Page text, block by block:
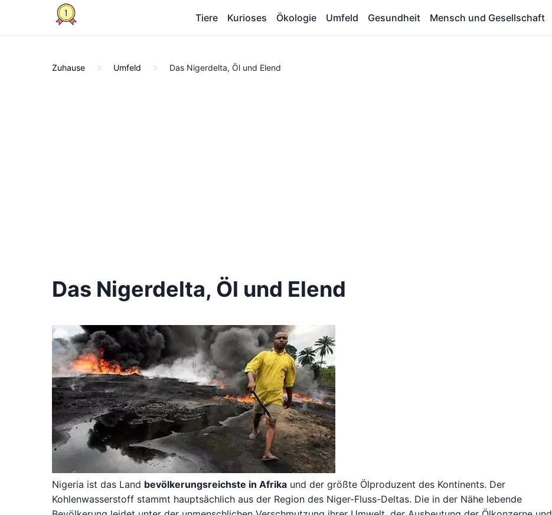
Tiere Kurioses Ökologie Umfeld Gesundheit Mensch und Gesellschaft
Zuhause Umfeld Das Nigerdelta, Öl und Elend
Das Nigerdelta, Öl und Elend
Nigeria ist das Land bevölkerungsreichste in Afrika und der größte Ölproduzent des Kontinents. Der
Kohlenwasserstoff stammt hauptsächlich aus der Region des Niger-Fluss-Deltas. Die in der Nähe lebende